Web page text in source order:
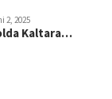
2, 2025
Kaltara…